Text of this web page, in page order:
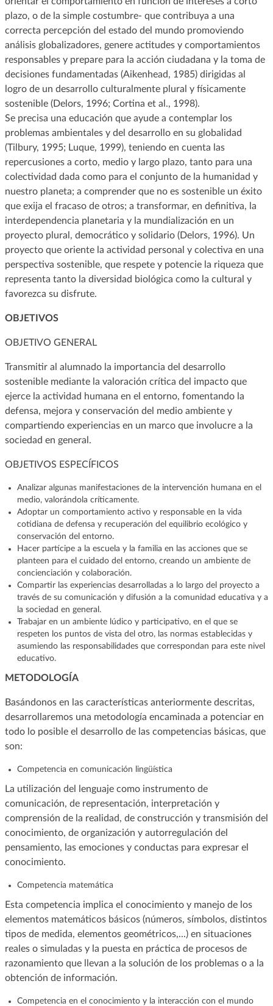
plazo, o de la simple costumbre- que contribuya a una
correcta percepción del estado del mundo promoviendo
análisis globalizadores, genere actitudes y comportamientos
responsables y prepare para la acción ciudadana y la toma de
decisiones fundamentadas (Aikenhead, 1985) dirigidas al
logro de un desarrollo culturalmente plural y físicamente
sostenible (Delors, 1996; Cortina et al., 1998).
Se precisa una educación que ayude a contemplar los
problemas ambientales y del desarrollo en su globalidad
(Tilbury, 1995; Luque, 1999), teniendo en cuenta las
repercusiones a corto, medio y largo plazo, tanto para una
colectividad dada como para el conjunto de la humanidad y
nuestro planeta; a comprender que no es sostenible un éxito
que exija el fracaso de otros; a transformar, en definitiva, la
interdependencia planetaria y la mundialización en un
proyecto plural, democrático y solidario (Delors, 1996). Un
proyecto que oriente la actividad personal y colectiva en una
perspectiva sostenible, que respete y potencie la riqueza que
representa tanto la diversidad biológica como la cultural y
favorezca su disfrute.
OBJETIVOS
OBJETIVO GENERAL
Transmitir al alumnado la importancia del desarrollo
sostenible mediante la valoración crítica del impacto que
ejerce la actividad humana en el entorno, fomentando la
defensa, mejora y conservación del medio ambiente y
compartiendo experiencias en un marco que involucre a la
sociedad en general.
OBJETIVOS ESPECÍFICOS
Analizar algunas manifestaciones de la intervención humana en el
medio, valorándola críticamente.
Adoptar un comportamiento activo y responsable en la vida
cotidiana de defensa y recuperación del equilibrio ecológico y
conservación del entorno.
Hacer partícipe a la escuela y la familia en las acciones que se
planteen para el cuidado del entorno, creando un ambiente de
concienciación y colaboración.
Compartir las experiencias desarrolladas a lo largo del proyecto a
través de su comunicación y difusión a la comunidad educativa y a
la sociedad en general.
Trabajar en un ambiente lúdico y participativo, en el que se
respeten los puntos de vista del otro, las normas establecidas y
asumiendo las responsabilidades que correspondan para este nivel
educativo.
METODOLOGÍA
Basándonos en las características anteriormente descritas,
desarrollaremos una metodología encaminada a potenciar en
todo lo posible el desarrollo de las competencias básicas, que
son:
Competencia en comunicación lingüística
La utilización del lenguaje como instrumento de
comunicación, de representación, interpretación y
comprensión de la realidad, de construcción y transmisión del
conocimiento, de organización y autorregulación del
pensamiento, las emociones y conductas para expresar el
conocimiento.
Competencia matemática
Esta competencia implica el conocimiento y manejo de los
elementos matemáticos básicos (números, símbolos, distintos
tipos de medida, elementos geométricos,...) en situaciones
reales o simuladas y la puesta en práctica de procesos de
razonamiento que llevan a la solución de los problemas o a la
obtención de información.
Competencia en el conocimiento y la interacción con el mundo